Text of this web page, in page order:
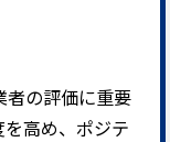
者の評価に重要
高め、ポジテ